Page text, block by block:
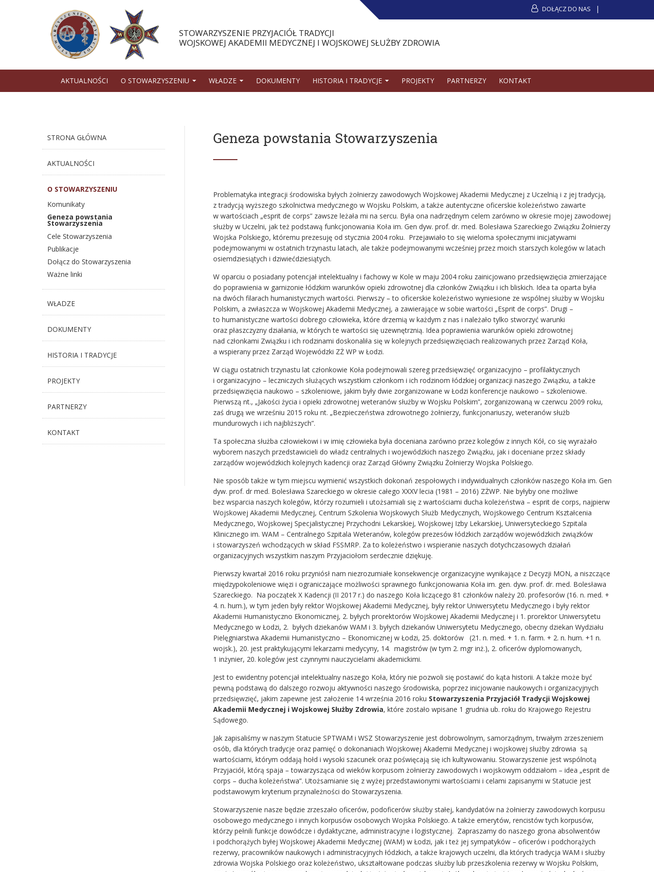
DOŁĄCZ DO NAS
STOWARZYSZENIE PRZYJACIÓŁ TRADYCJI
WOJSKOWEJ AKADEMII MEDYCZNEJ I WOJSKOWEJ SŁUŻBY ZDROWIA
AKTUALNOŚCI O STOWARZYSZENIU WŁADZE DOKUMENTY HISTORIA I TRADYCJE PROJEKTY PARTNERZY KONTAKT
Geneza powstania Stowarzyszenia
Problematyka integracji środowiska byłych żołnierzy zawodowych Wojskowej Akademii Medycznej z Uczelnią i z jej tradycją,
z tradycją wyższego szkolnictwa medycznego w Wojsku Polskim, a także autentyczne oficerskie koleżeństwo zawarte
w wartościach „esprit de corps” zawsze leżała mi na sercu. Była ona nadrzędnym celem zarówno w okresie mojej zawodowej
służby w Uczelni, jak też podstawą funkcjonowania Koła im. Gen dyw. prof. dr. med. Bolesława Szareckiego Związku Żołnierzy
Wojska Polskiego, któremu prezesuję od stycznia 2004 roku. Przejawiało to się wieloma społecznymi inicjatywami
podejmowanymi w ostatnich trzynastu latach, ale także podejmowanymi wcześniej przez moich starszych kolegów w latach
osiemdziesiątych i dziwiećdziesiątych.
W oparciu o posiadany potencjał intelektualny i fachowy w Kole w maju 2004 roku zainicjowano przedsięwzięcia zmierzające
do poprawienia w garnizonie łódzkim warunków opieki zdrowotnej dla członków Związku i ich bliskich. Idea ta oparta była
na dwóch filarach humanistycznych wartości. Pierwszy – to oficerskie koleżeństwo wyniesione ze wspólnej służby w Wojsku
Polskim, a zwłaszcza w Wojskowej Akademii Medycznej, a zawierające w sobie wartości „Esprit de corps”. Drugi –
to humanistyczne wartości dobrego człowieka, które drzemią w każdym z nas i należało tylko stworzyć warunki
oraz płaszczyzny działania, w których te wartości się uzewnętrznią. Idea poprawienia warunków opieki zdrowotnej
nad członkami Związku i ich rodzinami doskonaliła się w kolejnych przedsięwzięciach realizowanych przez Zarząd Koła,
a wspierany przez Zarząd Wojewódzki ZŻ WP w Łodzi.
W ciągu ostatnich trzynastu lat członkowie Koła podejmowali szereg przedsięwzięć organizacyjno – profilaktycznych
i organizacyjno – leczniczych służących wszystkim członkom i ich rodzinom łódzkiej organizacji naszego Związku, a także
przedsięwzięcia naukowo – szkoleniowe, jakim były dwie zorganizowane w Łodzi konferencje naukowo – szkoleniowe.
Pierwszą nt., „Jakości życia i opieki zdrowotnej weteranów służby w Wojsku Polskim”, zorganizowaną w czerwcu 2009 roku,
zaś drugą we wrześniu 2015 roku nt. „Bezpieczeństwa zdrowotnego żołnierzy, funkcjonariuszy, weteranów służb
mundurowych i ich najbliższych”.
Ta społeczna służba człowiekowi i w imię człowieka była doceniana zarówno przez kolegów z innych Kół, co się wyrażało
wyborem naszych przedstawicieli do władz centralnych i wojewódzkich naszego Związku, jak i doceniane przez składy
zarządów wojewódzkich kolejnych kadencji oraz Zarząd Główny Związku Żołnierzy Wojska Polskiego.
Nie sposób także w tym miejscu wymienić wszystkich dokonań zespołowych i indywidualnych członków naszego Koła im. Gen
dyw. prof. dr med. Bolesława Szareckiego w okresie całego XXXV lecia (1981 – 2016) ZŻWP. Nie byłyby one możliwe
bez wsparcia naszych kolegów, którzy rozumieli i utożsamiali się z wartościami ducha koleżeństwa – esprit de corps, najpierw
Wojskowej Akademii Medycznej, Centrum Szkolenia Wojskowych Służb Medycznych, Wojskowego Centrum Kształcenia
Medycznego, Wojskowej Specjalistycznej Przychodni Lekarskiej, Wojskowej Izby Lekarskiej, Uniwersyteckiego Szpitala
Klinicznego im. WAM – Centralnego Szpitala Weteranów, kolegów prezesów łódzkich zarządów wojewódzkich związków
i stowarzyszeń wchodzących w skład FSSMRP. Za to koleżeństwo i wspieranie naszych dotychczasowych działań
organizacyjnych wszystkim naszym Przyjaciołom serdecznie dziękuję.
Pierwszy kwartał 2016 roku przyniósł nam niezrozumiałe konsekwencje organizacyjne wynikające z Decyzji MON, a niszczące
międzypokoleniowe więzi i ograniczające możliwości sprawnego funkcjonowania Koła im. gen. dyw. prof. dr. med. Bolesława
Szareckiego. Na początek X Kadencji (II 2017 r.) do naszego Koła liczącego 81 członków należy 20. profesorów (16. n. med. +
4. n. hum.), w tym jeden były rektor Wojskowej Akademii Medycznej, były rektor Uniwersytetu Medycznego i były rektor
Akademii Humanistyczno Ekonomicznej, 2. byłych prorektorów Wojskowej Akademii Medycznej i 1. prorektor Uniwersytetu
Medycznego w Łodzi, 2. byłych dziekanów WAM i 3. byłych dziekanów Uniwersytetu Medycznego, obecny dziekan Wydziału
Pielęgniarstwa Akademii Humanistyczno – Ekonomicznej w Łodzi, 25. doktorów (21. n. med. + 1. n. farm. + 2. n. hum. +1 n.
wojsk.), 20. jest praktykującymi lekarzami medycyny, 14. magistrów (w tym 2. mgr inż.), 2. oficerów dyplomowanych,
1 inżynier, 20. kolegów jest czynnymi nauczycielami akademickimi.
Jest to ewidentny potencjał intelektualny naszego Koła, który nie pozwoli się postawić do kąta historii. A także może być
pewną podstawą do dalszego rozwoju aktywności naszego środowiska, poprzez inicjowanie naukowych i organizacyjnych
przedsięwzięć, jakim zapewne jest założenie 14 września 2016 roku Stowarzyszenia Przyjaciół Tradycji Wojskowej
Akademii Medycznej i Wojskowej Służby Zdrowia, które zostało wpisane 1 grudnia ub. roku do Krajowego Rejestru
Sądowego.
Jak zapisaliśmy w naszym Statucie SPTWAM i WSZ Stowarzyszenie jest dobrowolnym, samorządnym, trwałym zrzeszeniem
osób, dla których tradycje oraz pamięć o dokonaniach Wojskowej Akademii Medycznej i wojskowej służby zdrowia są
wartościami, którym oddają hołd i wysoki szacunek oraz poświęcają się ich kultywowaniu. Stowarzyszenie jest wspólnotą
Przyjaciół, którą spaja – towarzysząca od wieków korpusom żołnierzy zawodowych i wojskowym oddziałom – idea „esprit de
corps – ducha koleżeństwa”. Utożsamianie się z wyżej przedstawionymi wartościami i celami zapisanymi w Statucie jest
podstawowym kryterium przynależności do Stowarzyszenia.
Stowarzyszenie nasze będzie zrzeszało oficerów, podoficerów służby stałej, kandydatów na żołnierzy zawodowych korpusu
osobowego medycznego i innych korpusów osobowych Wojska Polskiego. A także emerytów, rencistów tych korpusów,
którzy pełnili funkcje dowódcze i dydaktyczne, administracyjne i logistycznej. Zapraszamy do naszego grona absolwentów
i podchorążych byłej Wojskowej Akademii Medycznej (WAM) w Łodzi, jak i też jej sympatyków – oficerów i podchorążych
rezerwy, pracowników naukowych i administracyjnych łódzkich, a także krajowych uczelni, dla których tradycja WAM i służby
zdrowia Wojska Polskiego oraz koleżeństwo, ukształtowane podczas służby lub przeszkolenia rezerwy w Wojsku Polskim,
STRONA GŁÓWNA
AKTUALNOŚCI
O STOWARZYSZENIU
Komunikaty
Geneza powstania
Stowarzyszenia
Cele Stowarzyszenia
Publikacje
Dołącz do Stowarzyszenia
Ważne linki
WŁADZE
DOKUMENTY
HISTORIA I TRADYCJE
PROJEKTY
PARTNERZY
KONTAKT